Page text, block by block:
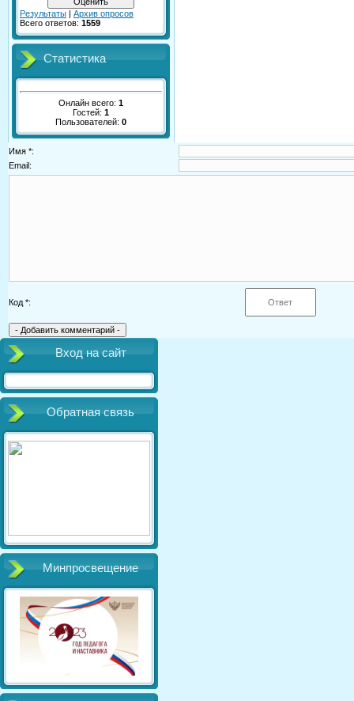
Результаты | Архив опросов
Всего ответов: 1559
Статистика
Онлайн всего: 1
Гостей: 1
Пользователей: 0
Имя *:
Email:
Код *:
Вход на сайт
Обратная связь
Минпросвещение